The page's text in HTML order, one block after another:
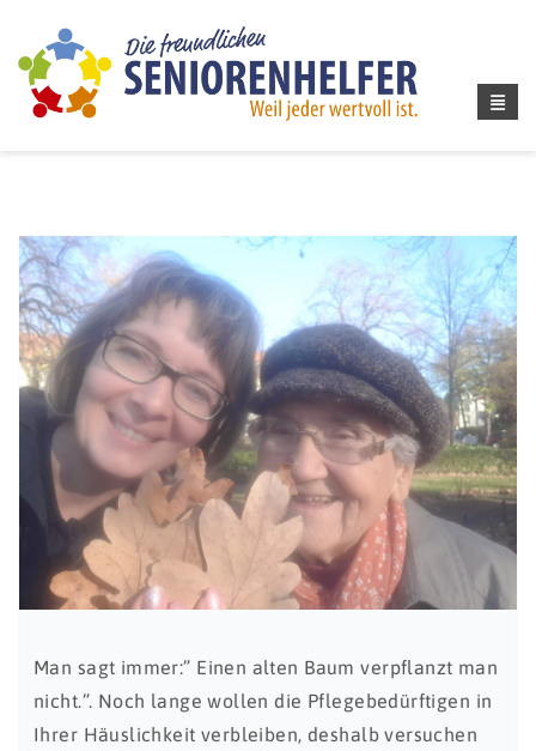
Man sagt immer:” Einen alten Baum verpflanzt man
nicht.”. Noch lange wollen die Pflegebedürftigen in
Ihrer Häuslichkeit verbleiben, deshalb versuchen